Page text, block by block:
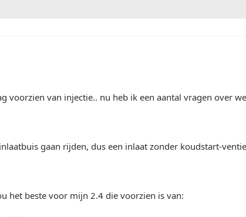
voorzien van injectie.. nu heb ik een aantal vragen over
gaan rijden, dus een inlaat zonder koudstart-
het beste voor mijn 2.4 die voorzien is van: